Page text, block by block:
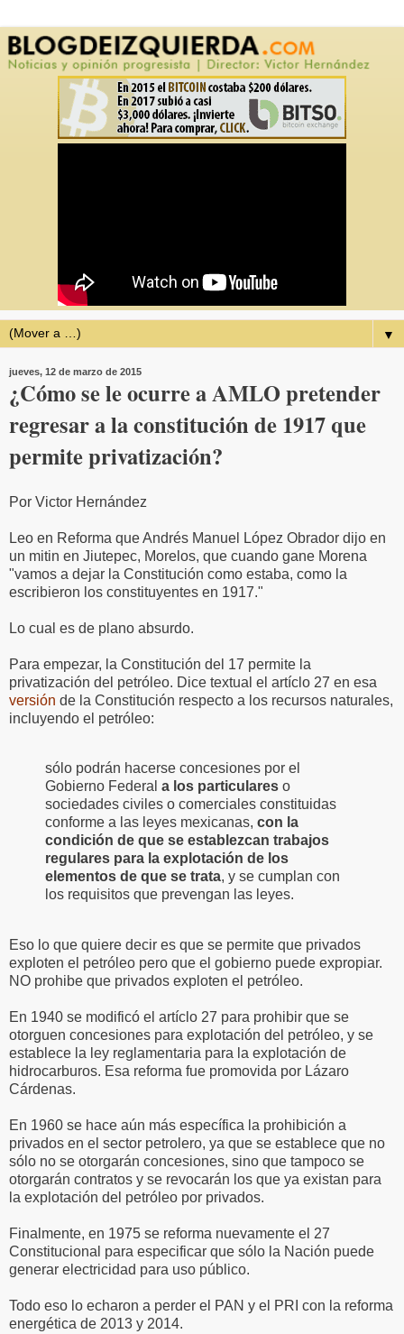
▼
jueves, 12 de marzo de 2015
¿Cómo se le ocurre a AMLO pretender
regresar a la constitución de 1917 que
permite privatización?
Por Victor Hernández
Leo en Reforma que Andrés Manuel López Obrador dijo en
un mitin en Jiutepec, Morelos, que cuando gane Morena
"vamos a dejar la Constitución como estaba, como la
escribieron los constituyentes en 1917."
Lo cual es de plano absurdo.
Para empezar, la Constitución del 17 permite la
privatización del petróleo. Dice textual el artíclo 27 en esa
versión de la Constitución respecto a los recursos naturales,
incluyendo el petróleo:
sólo podrán hacerse concesiones por el
Gobierno Federal a los particulares o
sociedades civiles o comerciales constituidas
conforme a las leyes mexicanas, con la
condición de que se establezcan trabajos
regulares para la explotación de los
elementos de que se trata, y se cumplan con
los requisitos que prevengan las leyes.
Eso lo que quiere decir es que se permite que privados
exploten el petróleo pero que el gobierno puede expropiar.
NO prohibe que privados exploten el petróleo.
En 1940 se modificó el artíclo 27 para prohibir que se
otorguen concesiones para explotación del petróleo, y se
establece la ley reglamentaria para la explotación de
hidrocarburos. Esa reforma fue promovida por Lázaro
Cárdenas.
En 1960 se hace aún más específica la prohibición a
privados en el sector petrolero, ya que se establece que no
sólo no se otorgarán concesiones, sino que tampoco se
otorgarán contratos y se revocarán los que ya existan para
la explotación del petróleo por privados.
Finalmente, en 1975 se reforma nuevamente el 27
Constitucional para especificar que sólo la Nación puede
generar electricidad para uso público.
Todo eso lo echaron a perder el PAN y el PRI con la reforma
energética de 2013 y 2014.